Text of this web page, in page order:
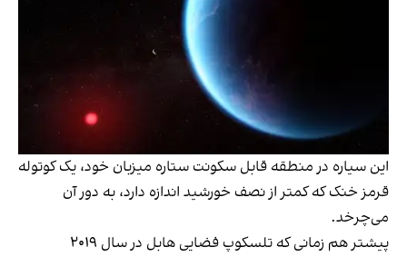
این سیاره در منطقه قابل سکونت ستاره میزبان خود، یک کوتوله
قرمز خنک که کمتر از نصف خورشید اندازه دارد، به دور آن
می‌چرخد.
پیشتر هم زمانی که تلسکوپ فضایی هابل در سال ۲۰۱۹